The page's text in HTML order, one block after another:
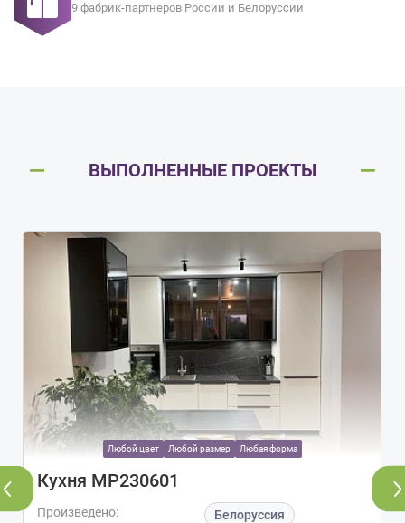
9 фабрик-партнеров России и Белоруссии
ВЫПОЛНЕННЫЕ ПРОЕКТЫ
Любой цвет Любой размер Любая форма
Кухня МР230601
Произведено: Белоруссия